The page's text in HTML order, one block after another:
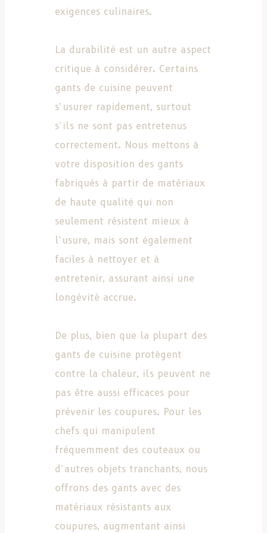
exigences culinaires.
La durabilité est un autre aspect
critique à considérer. Certains
gants de cuisine peuvent
s’usurer rapidement, surtout
s’ils ne sont pas entretenus
correctement. Nous mettons à
votre disposition des gants
fabriqués à partir de matériaux
de haute qualité qui non
seulement résistent mieux à
l’usure, mais sont également
faciles à nettoyer et à
entretenir, assurant ainsi une
longévité accrue.
De plus, bien que la plupart des
gants de cuisine protègent
contre la chaleur, ils peuvent ne
pas être aussi efficaces pour
prévenir les coupures. Pour les
chefs qui manipulent
fréquemment des couteaux ou
d’autres objets tranchants, nous
offrons des gants avec des
matériaux résistants aux
coupures, augmentant ainsi